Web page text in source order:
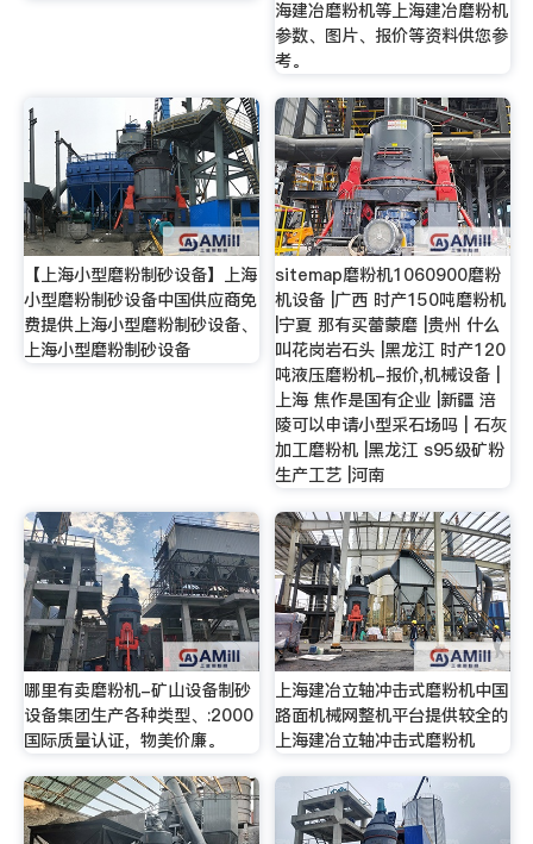
海建冶磨粉机等上海建冶磨粉机
参数、图片、报价等资料供您参
考。
【上海小型磨粉制砂设备】上海
小型磨粉制砂设备中国供应商免
费提供上海小型磨粉制砂设备、
上海小型磨粉制砂设备
sitemap磨粉机1060900磨粉
机设备 |广西 时产150吨磨粉机
|宁夏 那有买蕾蒙磨 |贵州 什么
叫花岗岩石头 |黑龙江 时产120
吨液压磨粉机-报价,机械设备 |
上海 焦作是国有企业 |新疆 涪
陵可以申请小型采石场吗 | 石灰
加工磨粉机 |黑龙江 s95级矿粉
生产工艺 |河南
哪里有卖磨粉机-矿山设备制砂
设备集团生产各种类型、:2000
国际质量认证，物美价廉。
上海建冶立轴冲击式磨粉机中国
路面机械网整机平台提供较全的
上海建冶立轴冲击式磨粉机